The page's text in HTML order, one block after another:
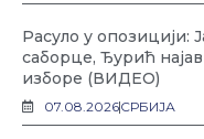
Расуло у опозицији:
саборце, Ђурић
изборе (ВИДЕО)
07.08.2026СРБИЈА